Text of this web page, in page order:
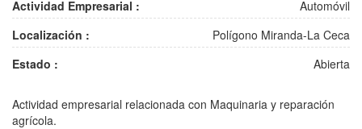
Actividad Empresarial :
Automóvil
Localización :
Polígono Miranda-La Ceca
Estado :
Abierta
Actividad empresarial relacionada con Maquinaria y reparación
agrícola.
2001, 1578, 12 2002, 1578, 12